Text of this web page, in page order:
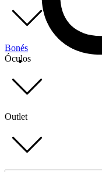
Bonés
Óculos
Outlet